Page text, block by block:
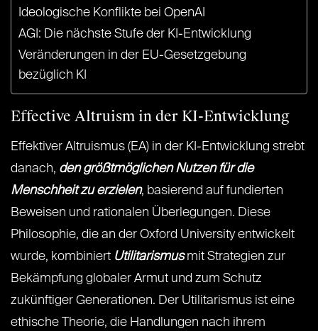
Ideologische Konflikte bei OpenAI
AGI: Die nächste Stufe der KI-Entwicklung
Veränderungen in der EU-Gesetzgebung
bezüglich KI
Effective Altruism in der KI-Entwicklung
Effektiver Altruismus (EA) in der KI-Entwicklung strebt
danach, den größtmöglichen Nutzen für die
Menschheit zu erzielen, basierend auf fundierten
Beweisen und rationalen Überlegungen. Diese
Philosophie, die an der Oxford University entwickelt
wurde, kombiniert Utilitarismus mit Strategien zur
Bekämpfung globaler Armut und zum Schutz
zukünftiger Generationen. Der Utilitarismus ist eine
ethische Theorie, die Handlungen nach ihrem